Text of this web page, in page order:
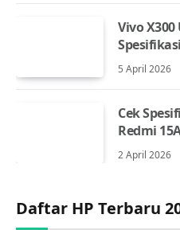
Vivo
5 April 2026
Cek
Redmi
2 April 2026
Daftar HP Terbaru